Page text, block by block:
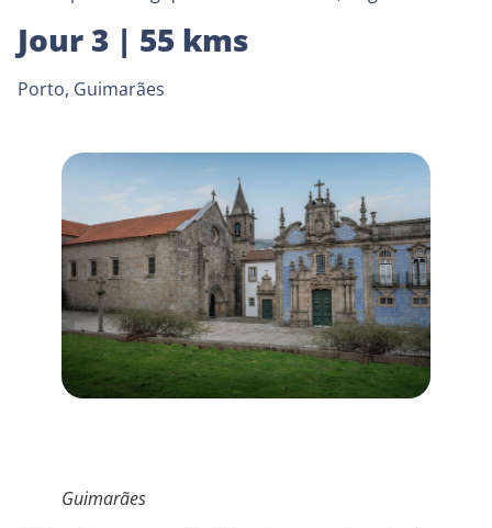
Jour 3 | 55 kms
Porto, Guimarães
Guimarães